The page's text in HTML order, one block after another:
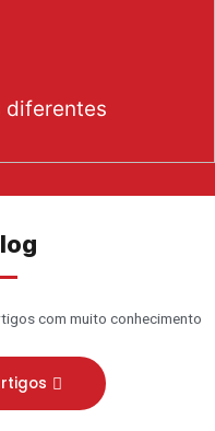
diferentes
com muito conhecimento